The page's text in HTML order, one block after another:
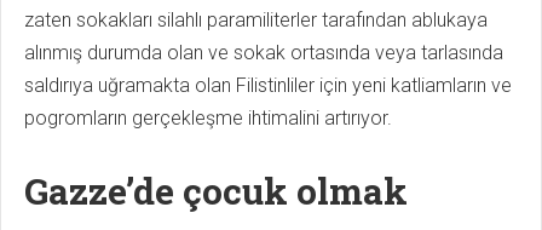
zaten sokakları silahlı paramiliterler tarafından ablukaya
alınmış durumda olan ve sokak ortasında veya tarlasında
saldırıya uğramakta olan Filistinliler için yeni katliamların ve
pogromların gerçekleşme ihtimalini artırıyor.
Gazze’de çocuk olmak